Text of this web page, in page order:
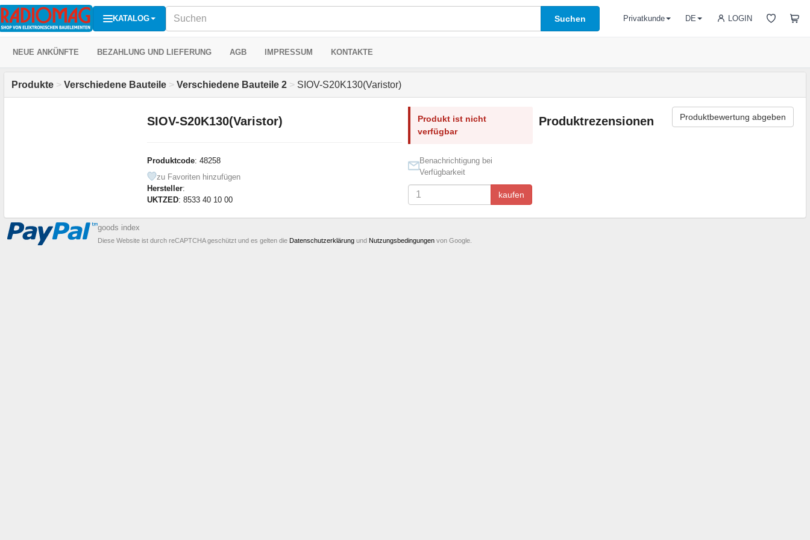
KATALOG Suchen LOGIN
Privatkunde DE
NEUE ANKÜNFTE BEZAHLUNG UND LIEFERUNG AGB IMPRESSUM KONTAKTE
Produkte > Verschiedene Bauteile > Verschiedene Bauteile 2 > SIOV-S20K130(Varistor)
SIOV-S20K130(Varistor)
Produktcode: 48258
zu Favoriten hinzufügen
Hersteller:
UKTZED: 8533 40 10 00
Produkt ist nicht
verfügbar
Benachrichtigung bei
Verfügbarkeit
kaufen
Produktrezensionen Produktbewertung abgeben
goods index
Diese Website ist durch reCAPTCHA geschützt und es gelten die Datenschutzerklärung und Nutzungsbedingungen von Google.